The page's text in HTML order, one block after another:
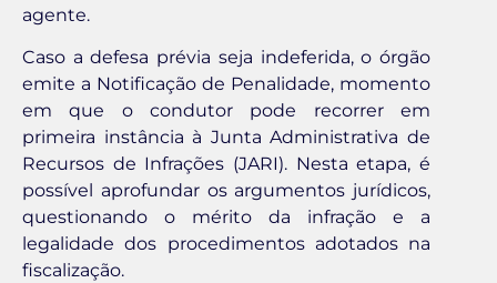
agente.
Caso a defesa prévia seja indeferida, o órgão
emite a Notificação de Penalidade, momento
em que o condutor pode recorrer em
primeira instância à Junta Administrativa de
Recursos de Infrações (JARI). Nesta etapa, é
possível aprofundar os argumentos jurídicos,
questionando o mérito da infração e a
legalidade dos procedimentos adotados na
fiscalização.